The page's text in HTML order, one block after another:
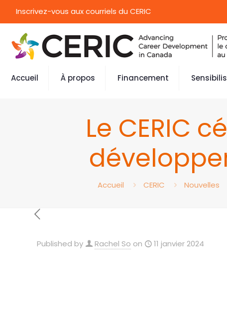
Inscrivez-vous aux courriels du CERIC
Accueil À propos Financement
Le CERIC
Accueil CERIC Nouvelles
Published by Rachel So on 11 janvier 2024